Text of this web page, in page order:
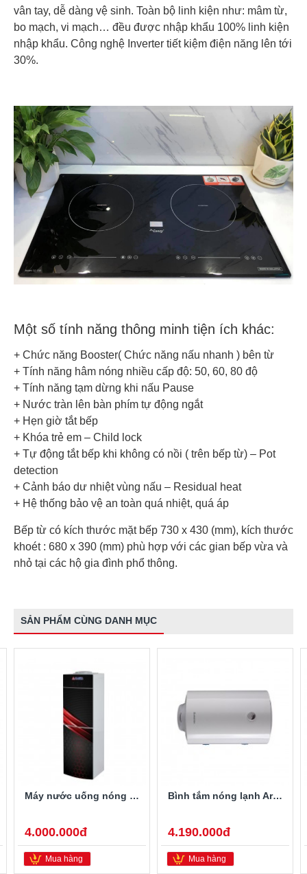
vân tay, dễ dàng vệ sinh. Toàn bộ linh kiện như: mâm từ,
bo mạch, vi mạch… đều được nhập khẩu 100% linh kiện
nhập khẩu. Công nghệ Inverter tiết kiệm điện năng lên tới
30%.
Một số tính năng thông minh tiện ích khác:
+ Chức năng Booster( Chức năng nấu nhanh ) bên từ
+ Tính năng hâm nóng nhiều cấp độ: 50, 60, 80 độ
+ Tính năng tạm dừng khi nấu Pause
+ Nước tràn lên bàn phím tự động ngắt
+ Hẹn giờ tắt bếp
+ Khóa trẻ em – Child lock
+ Tự động tắt bếp khi không có nồi ( trên bếp từ) – Pot
detection
+ Cảnh báo dư nhiệt vùng nấu – Residual heat
+ Hệ thống bảo vệ an toàn quá nhiệt, quá áp
Bếp từ có kích thước mặt bếp 730 x 430 (mm), kích thước
khoét : 680 x 390 (mm) phù hợp với các gian bếp vừa và
nhỏ tại các hộ gia đình phổ thông.
SẢN PHẨM CÙNG DANH MỤC
Máy nước uống nóng lạnh Alaska R-80
4.000.000đ
Mua hàng
Bình tắm nóng lạnh Ariston PRO-R40SH 2.5FE 40 Lít
4.190.000đ
Mua hàng